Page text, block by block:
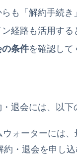
も「解約手続
経路も活用す
条件を確認して
退会には、以下
ウォーターには
・退会を申し